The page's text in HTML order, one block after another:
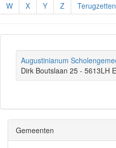
W
X Y Z Terugzetten
Augustinianum
Dirk Boutslaan 25 - 5613LH
Gemeenten